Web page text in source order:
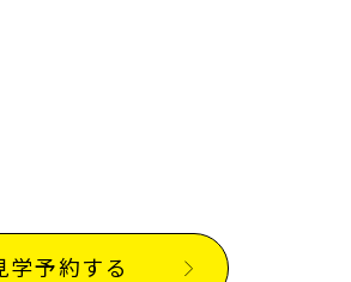
学予約する